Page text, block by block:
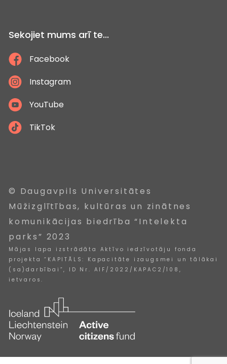
Sekojiet mums arī te...
Facebook
Instagram
YouTube
TikTok
© Daugavpils Universitātes
Mūžizglītības, kultūras un zinātnes
komunikācijas biedrība “Intelekta
parks” 2023
Mājas lapa izstrādāta Aktīvo iedzīvotāju fonda
projekta “KAPITĀLS: Kapacitāte izaugsmei un tālākai
(sa)darbībai”, ID Nr. AIF/2022/KAPAC2/108,
ietvaros.